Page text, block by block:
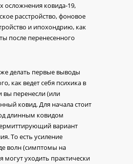
осложнения ковида-19,
расстройство, фоновое
и ипохондрию, как
после перенесенного
делать первые выводы
как ведет себя психика в
вы перенесли (или
ковид. Для начала стоит
длинным ковидом
вариант
То есть усиление
волн (симптомы на
могут уходить практически